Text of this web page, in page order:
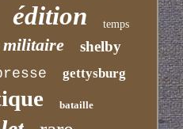
édition temps
militaire shelby
gettysburg
bataille